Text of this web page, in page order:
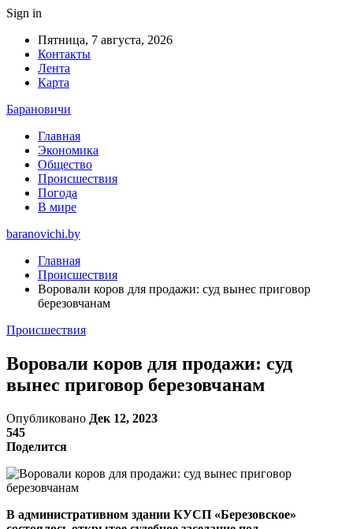
Sign in
Пятница, 7 августа, 2026
Контакты
Лента
Карта
Барановичи
Главная
Экономика
Общество
Происшествия
Погода
В мире
baranovichi.by
Главная
Происшествия
Воровали коров для продажи: суд вынес приговор
березовчанам
Происшествия
Воровали коров для продажи: суд
вынес приговор березовчанам
Опубликовано Дек 12, 2023
545
Поделится
В административном здании КУСП «Березовское»